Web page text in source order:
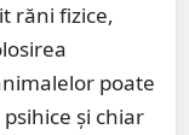
răni fizice,
poate
și chiar